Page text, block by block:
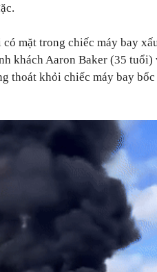
mặt trong chiếc máy bay
khách Aaron Baker (35 tuổi)
thoát khỏi chiếc máy bay